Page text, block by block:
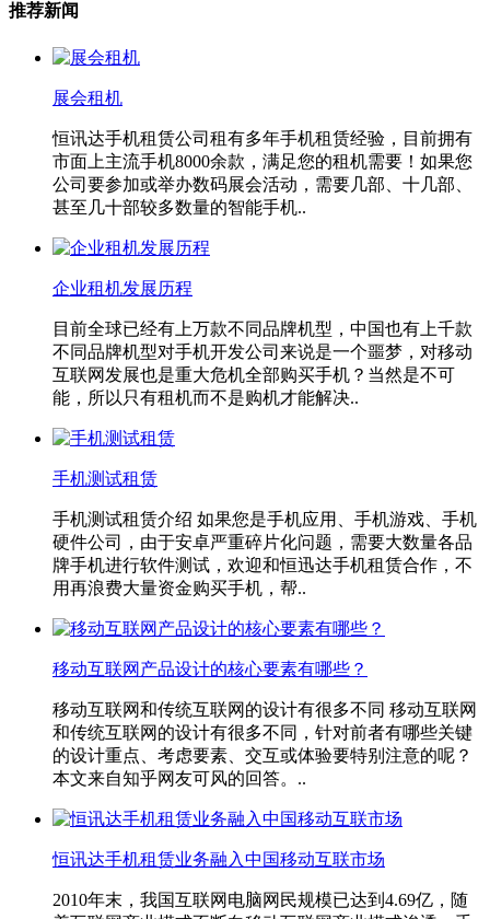
推荐新闻
展会租机
恒讯达手机租赁公司租有多年手机租赁经验，目前拥有
市面上主流手机8000余款，满足您的租机需要！如果您
公司要参加或举办数码展会活动，需要几部、十几部、
甚至几十部较多数量的智能手机..
企业租机发展历程
目前全球已经有上万款不同品牌机型，中国也有上千款
不同品牌机型对手机开发公司来说是一个噩梦，对移动
互联网发展也是重大危机全部购买手机？当然是不可
能，所以只有租机而不是购机才能解决..
手机测试租赁
手机测试租赁介绍 如果您是手机应用、手机游戏、手机
硬件公司，由于安卓严重碎片化问题，需要大数量各品
牌手机进行软件测试，欢迎和恒迅达手机租赁合作，不
用再浪费大量资金购买手机，帮..
移动互联网产品设计的核心要素有哪些？
移动互联网和传统互联网的设计有很多不同 移动互联网
和传统互联网的设计有很多不同，针对前者有哪些关键
的设计重点、考虑要素、交互或体验要特别注意的呢？
本文来自知乎网友可风的回答。..
恒讯达手机租赁业务融入中国移动互联市场
2010年末，我国互联网电脑网民规模已达到4.69亿，随